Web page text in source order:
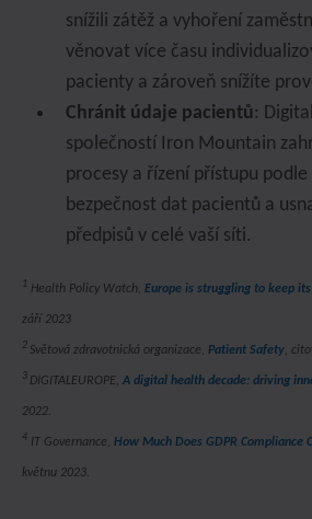
snížili zátěž a vyhoření
věnovat více času
pacienty a zároveň snížíte
Chránit údaje pacientů:
společností Iron Mountain
procesy a řízení přístupu
bezpečnost dat pacientů a
předpisů v celé vaší síti.
1 Health Policy Watch, Europe is struggling to keep
září 2023
2 Světová zdravotnická organizace, Patient Safety,
3 DIGITALEUROPE, A digital health decade: driving
2022.
4 IT Governance, How Much Does GDPR Compliance
květnu 2023.